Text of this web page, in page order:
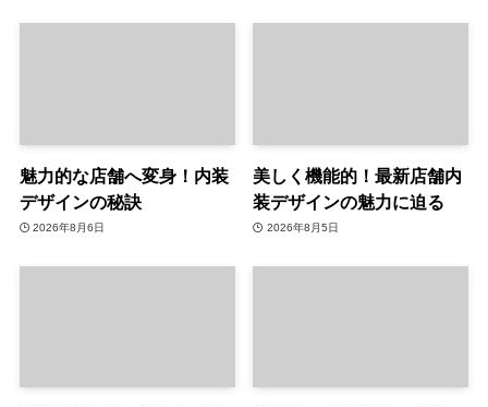
魅力的な店舗へ変身！内装
デザインの秘訣
2026年8月6日
美しく機能的！最新店舗内
装デザインの魅力に迫る
2026年8月5日